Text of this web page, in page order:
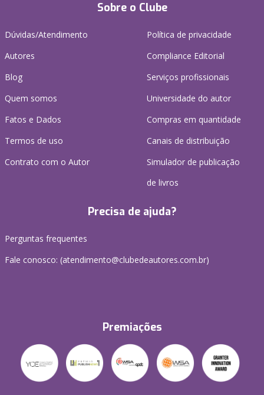
Sobre o Clube
Dúvidas/Atendimento
Autores
Blog
Quem somos
Fatos e Dados
Termos de uso
Contrato com o Autor
Política de privacidade
Compliance Editorial
Serviços profissionais
Universidade do autor
Compras em quantidade
Canais de distribuição
Simulador de publicação
de livros
Precisa de ajuda?
Perguntas frequentes
Fale conosco: (atendimento@clubedeautores.com.br)
Premiações